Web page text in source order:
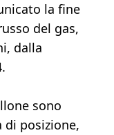
la fine
del gas,
dalla
sono
di posizione,